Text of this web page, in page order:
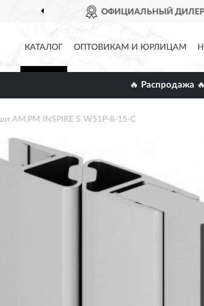
ДИЛЕР AM PM В РОССИИ
КАТАЛОГ ОПТОВИКАМ И ЮРЛИЦАМ
🔥 Распродажа 🔥
AM.PM INSPIRE S W51P-8-15-C